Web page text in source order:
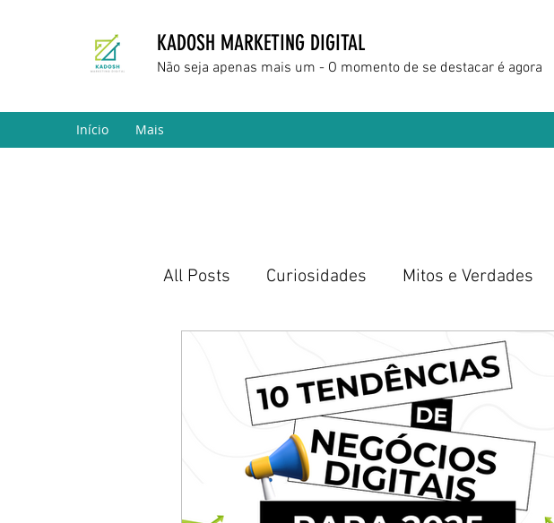
KADOSH MARKETING DIGITAL
Não seja apenas mais um - O momento de se destacar é agora
Início Mais
All Posts Curiosidades Mitos e Verdades
Empreendedorismo